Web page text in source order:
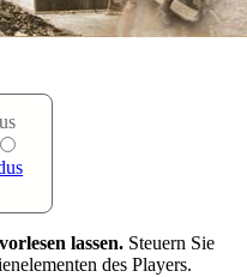
vorlesen lassen. Steuern Sie
des Players.